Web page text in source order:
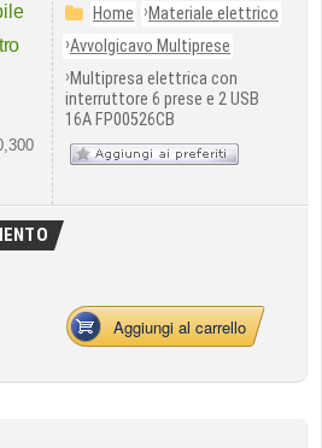
Home ›Materiale elettrico
›Avvolgicavo Multiprese
›Multipresa elettrica con
interruttore 6 prese e 2 USB
16A FP00526CB
Aggiungi al carrello